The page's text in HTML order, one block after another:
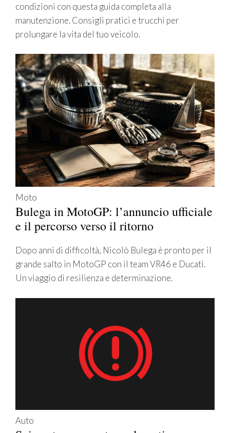
condizioni con questa guida completa alla
manutenzione. Consigli pratici e trucchi per
prolungare la vita del tuo veicolo.
Moto
Bulega in MotoGP: l’annuncio ufficiale
e il percorso verso il ritorno
Dopo anni di difficoltà, Nicolò Bulega è pronto per il
grande salto in MotoGP con il team VR46 e Ducati.
Un viaggio di resilienza e determinazione.
Auto